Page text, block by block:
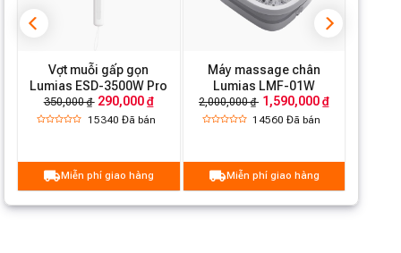
Vợt muỗi gấp gọn
Lumias ESD-3500W Pro
350,000 ₫ 290,000 ₫
15340 Đã bán
Miễn phí giao hàng
Máy massage chân
Lumias LMF-01W
2,000,000 ₫ 1,590,000 ₫
14560Đã bán
Miễn phí giao hàng